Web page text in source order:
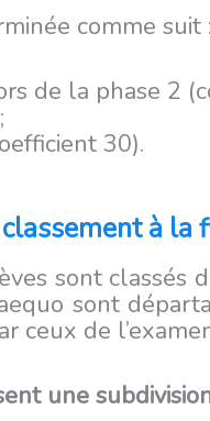
comme suit :
de la phase 2
30).
à la
sont
sont
ceux de
une